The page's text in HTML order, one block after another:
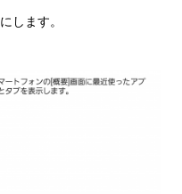
します。